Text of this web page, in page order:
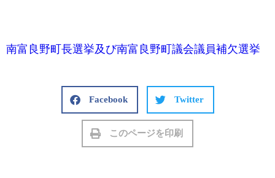
南富良野町長選挙及び南富良野町議会議員補欠選挙
Facebook Twitter
このページを印刷